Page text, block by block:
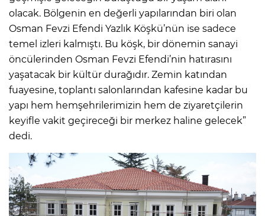
olacak. Bölgenin en değerli yapılarından biri olan
Osman Fevzi Efendi Yazlık Köşkü’nün ise sadece
temel izleri kalmıştı. Bu köşk, bir dönemin sanayi
öncülerinden Osman Fevzi Efendi’nin hatırasını
yaşatacak bir kültür durağıdır. Zemin katından
fuayesine, toplantı salonlarından kafesine kadar bu
yapı hem hemşehrilerimizin hem de ziyaretçilerin
keyifle vakit geçireceği bir merkez haline gelecek”
dedi.